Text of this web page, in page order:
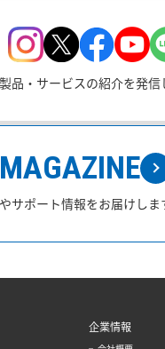
品・サービスの紹介を発信
サポート情報をお届けしま
企業情報